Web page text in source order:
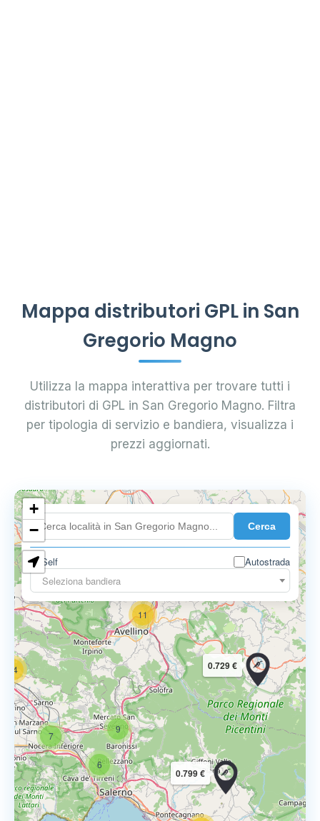
Mappa distributori GPL in San
Gregorio Magno
Utilizza la mappa interattiva per trovare tutti i
distributori di GPL in San Gregorio Magno. Filtra
per tipologia di servizio e bandiera, visualizza i
prezzi aggiornati.
Cerca
Self
Autostrada
Seleziona bandiera
6
7
9
14
3
11
0.799 €
0.729 €
0.699 €
+
−